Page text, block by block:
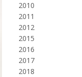
2010
2011
2012
2015
2016
2017
2018